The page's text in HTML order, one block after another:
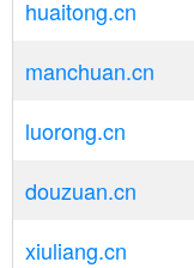
huaitong.cn
manchuan.cn
luorong.cn
douzuan.cn
xiuliang.cn